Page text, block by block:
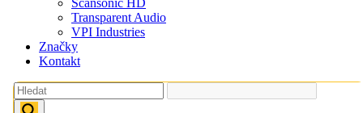
Scansonic HD
Transparent Audio
VPI Industries
Značky
Kontakt